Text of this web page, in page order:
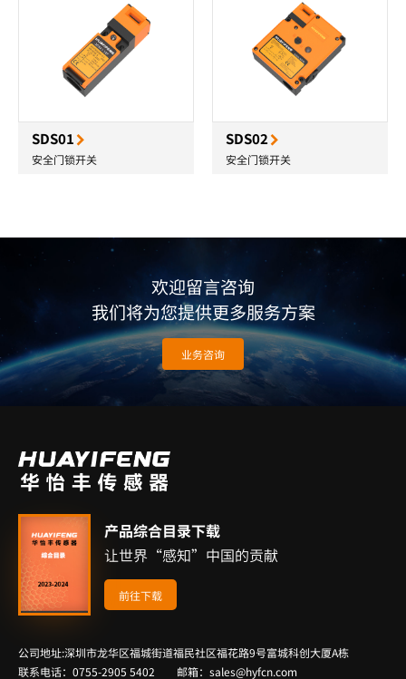
SDS01
安全门锁开关
SDS02
安全门锁开关
欢迎留言咨询
我们将为您提供更多服务方案
业务咨询
产品综合目录下载
让世界“感知”中国的贡献
前往下载
公司地址:深圳市龙华区福城街道福民社区福花路9号富城科创大厦A栋
联系电话：0755-2905 5402 邮箱：sales@hyfcn.com